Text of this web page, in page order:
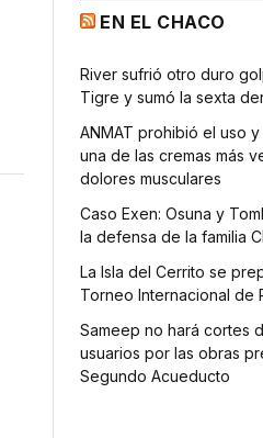
EN EL CHACO
River sufrió otro duro
Tigre y sumó la sexta
ANMAT prohibió el uso
una de las cremas más
dolores musculares
Caso Exen: Osuna y
la defensa de la familia
La Isla del Cerrito se
Torneo Internacional de
Sameep no hará cortes
usuarios por las obras
Segundo Acueducto